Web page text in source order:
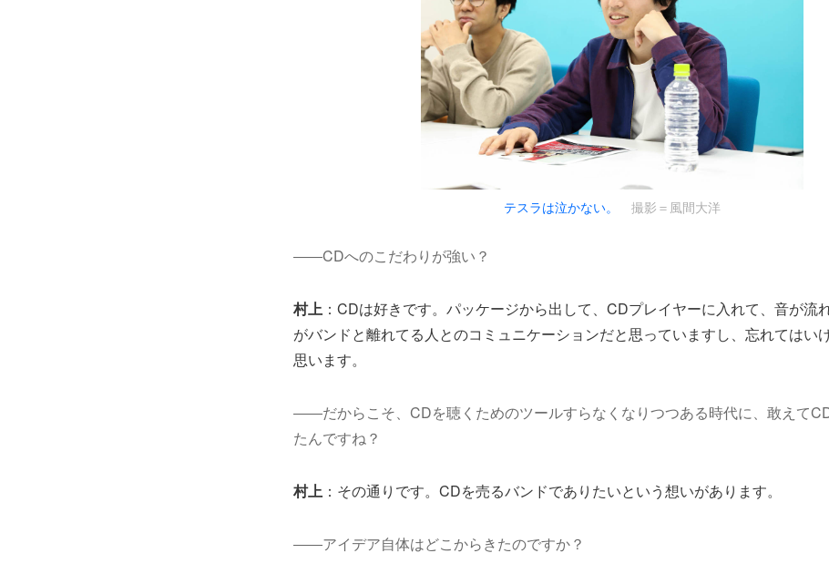
テスラは泣かない。 撮影＝風間大洋
――CDへのこだわりが強い？
村上 ：CDは好きです。パッケージから出して、CDプレイヤーに入れて、音が流
がバンドと離れてる人とのコミュニケーションだと思っていますし、忘れてはい
思います。
――だからこそ、CDを聴くためのツールすらなくなりつつある時代に、敢えて
たんですね？
村上 ：その通りです。CDを売るバンドでありたいという想いがあります。
――アイデア自体はどこからきたのですか？